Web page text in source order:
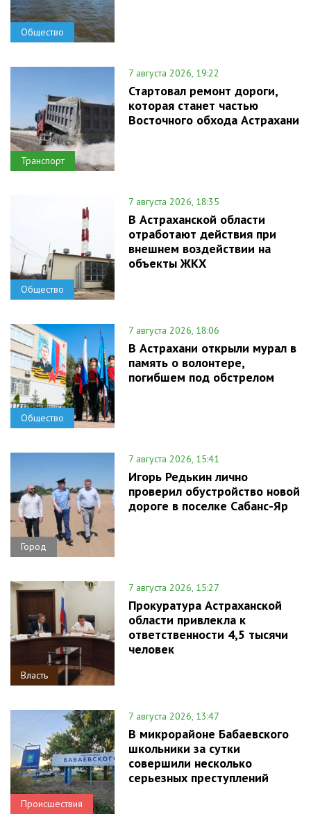
Общество
Транспорт
7 августа 2026, 19:22
Стартовал ремонт дороги,
которая станет частью
Восточного обхода Астрахани
Общество
7 августа 2026, 18:35
В Астраханской области
отработают действия при
внешнем воздействии на
объекты ЖКХ
Общество
7 августа 2026, 18:06
В Астрахани открыли мурал в
память о волонтере,
погибшем под обстрелом
Город
7 августа 2026, 15:41
Игорь Редькин лично
проверил обустройство новой
дороге в поселке Сабанс-Яр
Власть
7 августа 2026, 15:27
Прокуратура Астраханской
области привлекла к
ответственности 4,5 тысячи
человек
Происшествия
7 августа 2026, 13:47
В микрорайоне Бабаевского
школьники за сутки
совершили несколько
серьезных преступлений